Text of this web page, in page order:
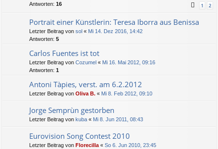
Antworten: 16 1 2
Portrait einer Künstlerin: Teresa Iborra aus Benissa
Letzter Beitrag von sol « Mi 14. Dez 2016, 14:42
Antworten: 5
Carlos Fuentes ist tot
Letzter Beitrag von Cozumel « Mi 16. Mai 2012, 09:16
Antworten: 1
Antoni Tàpies, verst. am 6.2.2012
Letzter Beitrag von Oliva B. « Mi 8. Feb 2012, 09:10
Jorge Semprùn gestorben
Letzter Beitrag von kuba « Mi 8. Jun 2011, 08:43
Eurovision Song Contest 2010
Letzter Beitrag von Florecilla « So 6. Jun 2010, 23:45